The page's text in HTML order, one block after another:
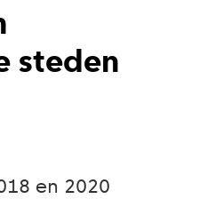
steden
en 2020